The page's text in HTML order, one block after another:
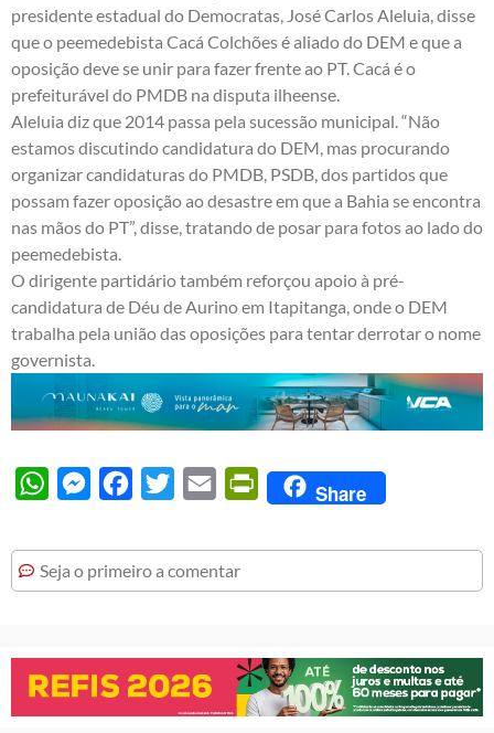
presidente estadual do Democratas, José Carlos Aleluia, disse
que o peemedebista Cacá Colchões é aliado do DEM e que a
oposição deve se unir para fazer frente ao PT. Cacá é o
prefeiturável do PMDB na disputa ilheense.
Aleluia diz que 2014 passa pela sucessão municipal. “Não
estamos discutindo candidatura do DEM, mas procurando
organizar candidaturas do PMDB, PSDB, dos partidos que
possam fazer oposição ao desastre em que a Bahia se encontra
nas mãos do PT”, disse, tratando de posar para fotos ao lado do
peemedebista.
O dirigente partidário também reforçou apoio à pré-
candidatura de Déu de Aurino em Itapitanga, onde o DEM
trabalha pela união das oposições para tentar derrotar o nome
governista.
WhatsAppMessengerFacebook
Twitter Email PrintFriendly
Share
Seja o primeiro a comentar